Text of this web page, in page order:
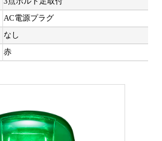
AC電源プラグ
なし
赤